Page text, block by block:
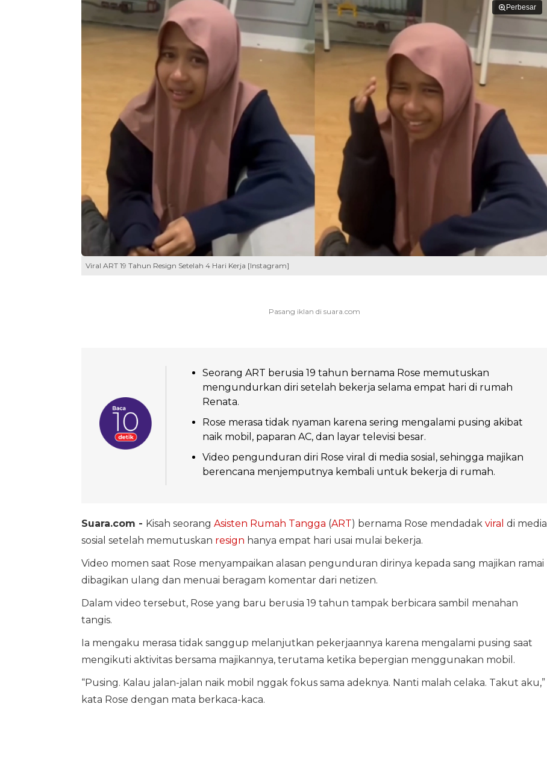
Perbesar
Viral ART 19 Tahun Resign Setelah 4 Hari Kerja [Instagram]
Seorang ART berusia 19 tahun bernama Rose memutuskan
mengundurkan diri setelah bekerja selama empat hari di rumah
Renata.
Rose merasa tidak nyaman karena sering mengalami pusing akibat
naik mobil, paparan AC, dan layar televisi besar.
Video pengunduran diri Rose viral di media sosial, sehingga majikan
berencana menjemputnya kembali untuk bekerja di rumah.
Suara.com - Kisah seorang Asisten Rumah Tangga (ART) bernama Rose mendadak viral di media
sosial setelah memutuskan resign hanya empat hari usai mulai bekerja.
Video momen saat Rose menyampaikan alasan pengunduran dirinya kepada sang majikan ramai
dibagikan ulang dan menuai beragam komentar dari netizen.
Dalam video tersebut, Rose yang baru berusia 19 tahun tampak berbicara sambil menahan
tangis.
Ia mengaku merasa tidak sanggup melanjutkan pekerjaannya karena mengalami pusing saat
mengikuti aktivitas bersama majikannya, terutama ketika bepergian menggunakan mobil.
“Pusing. Kalau jalan-jalan naik mobil nggak fokus sama adeknya. Nanti malah celaka. Takut aku,”
kata Rose dengan mata berkaca-kaca.